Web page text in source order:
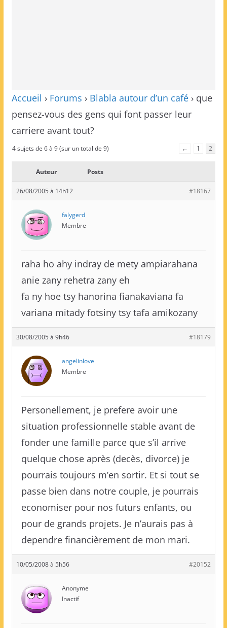
Accueil › Forums › Blabla autour d’un café › que
pensez-vous des gens qui font passer leur
carriere avant tout?
4 sujets de 6 à 9 (sur un total de 9) ← 1 2
Auteur Posts
26/08/2005 à 14h12 #18167
falygerd
Membre
raha ho ahy indray de mety ampiarahana
anie zany rehetra zany eh
fa ny hoe tsy hanorina fianakaviana fa
variana mitady fotsiny tsy tafa amikozany
30/08/2005 à 9h46 #18179
angelinlove
Membre
Personellement, je prefere avoir une
situation professionnelle stable avant de
fonder une famille parce que s’il arrive
quelque chose après (decès, divorce) je
pourrais toujours m’en sortir. Et si tout se
passe bien dans notre couple, je pourrais
economiser pour nos futurs enfants, ou
pour de grands projets. Je n’aurais pas à
dependre financièrement de mon mari.
10/05/2008 à 5h56 #20152
Anonyme
Inactif